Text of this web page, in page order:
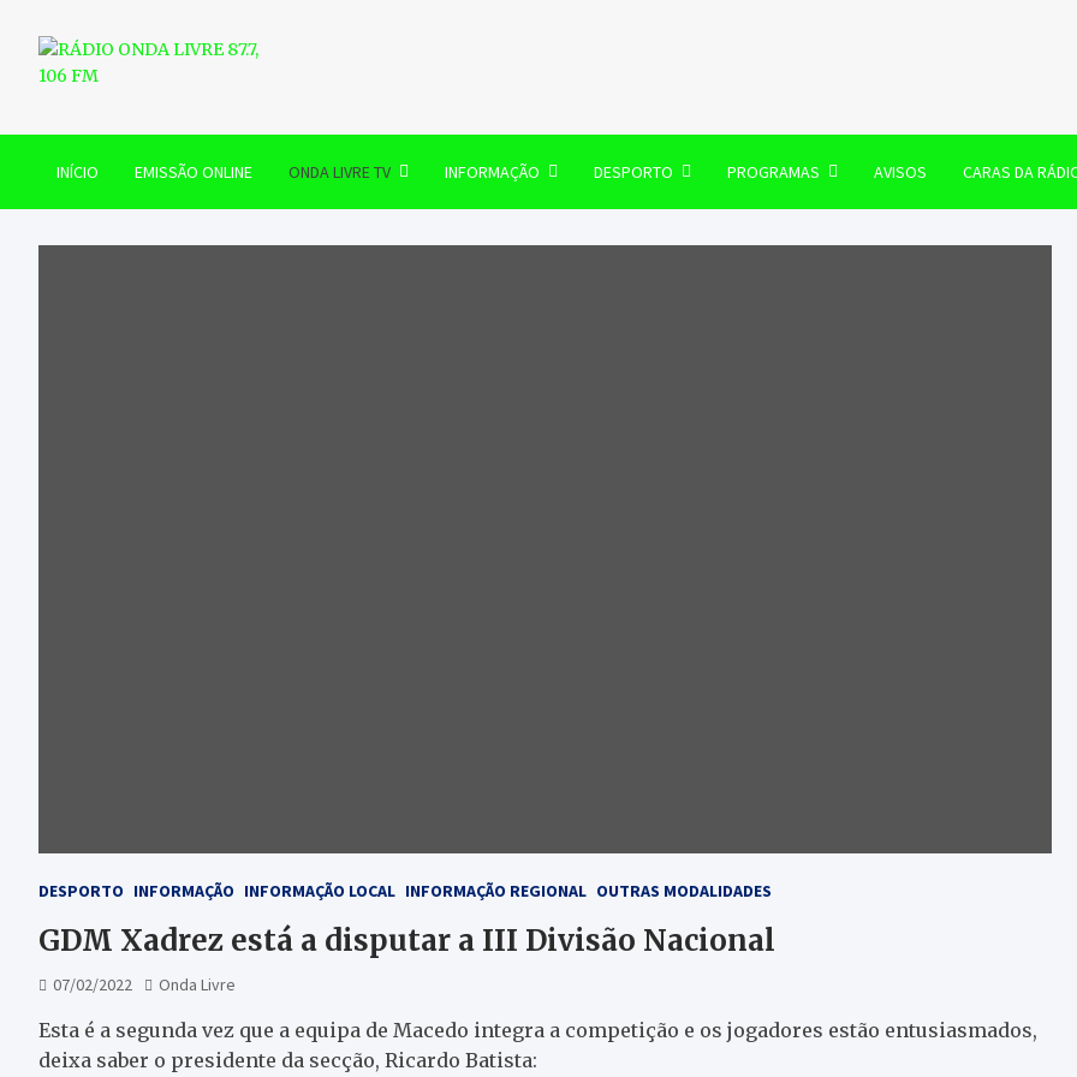
content
RÁDIO ONDA LIVRE 87.7, 106 FM
INÍCIO EMISSÃO ONLINE ONDA LIVRE TV INFORMAÇÃO DESPORTO PROGRAMAS AVISOS CARAS DA
DESPORTO INFORMAÇÃO INFORMAÇÃO LOCAL INFORMAÇÃO REGIONAL OUTRAS MODALIDADES
GDM Xadrez está a disputar a III Divisão Nacional
07/02/2022 Onda Livre
Esta é a segunda vez que a equipa de Macedo integra a competição e os jogadores estão entusiasmados,
deixa saber o presidente da secção, Ricardo Batista: